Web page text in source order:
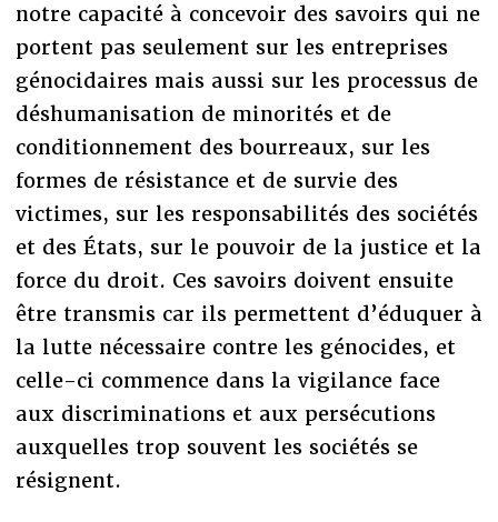
notre capacité à concevoir des savoirs qui ne
portent pas seulement sur les entreprises
génocidaires mais aussi sur les processus de
déshumanisation de minorités et de
conditionnement des bourreaux, sur les
formes de résistance et de survie des
victimes, sur les responsabilités des sociétés
et des États, sur le pouvoir de la justice et la
force du droit. Ces savoirs doivent ensuite
être transmis car ils permettent d’éduquer à
la lutte nécessaire contre les génocides, et
celle-ci commence dans la vigilance face
aux discriminations et aux persécutions
auxquelles trop souvent les sociétés se
résignent.